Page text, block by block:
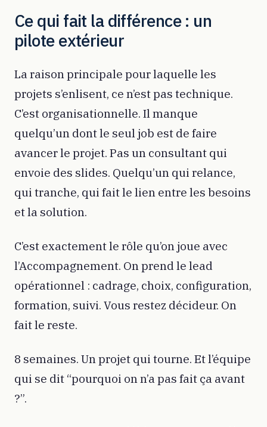
Ce qui fait la différence : un
pilote extérieur
La raison principale pour laquelle les
projets s’enlisent, ce n’est pas technique.
C’est organisationnelle. Il manque
quelqu’un dont le seul job est de faire
avancer le projet. Pas un consultant qui
envoie des slides. Quelqu’un qui relance,
qui tranche, qui fait le lien entre les besoins
et la solution.
C’est exactement le rôle qu’on joue avec
l’Accompagnement. On prend le lead
opérationnel : cadrage, choix, configuration,
formation, suivi. Vous restez décideur. On
fait le reste.
8 semaines. Un projet qui tourne. Et l’équipe
qui se dit “pourquoi on n’a pas fait ça avant
?”.